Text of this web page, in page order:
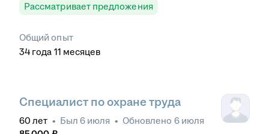
Рассматривает предложения
Общий опыт
34 года 11 месяцев
Специалист по охране труда
60 лет • Был 6 июля • Обновлено 6 июля